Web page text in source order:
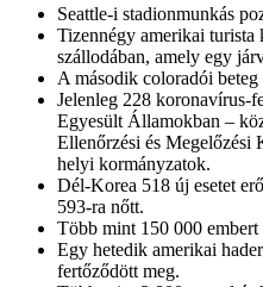
Seattle-i stadionmunkás
Tizennégy amerikai turista
szállodában, amely egy
A második coloradói
Jelenleg 228 koronavírus-
Egyesült Államokban –
Ellenőrzési és Megelőzési
helyi kormányzatok.
Dél-Korea 518 új esetet
593-ra nőtt.
Több mint 150 000
Egy hetedik amerikai
fertőződött meg.